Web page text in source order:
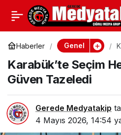
Haberler Genel
Karabük’te Seçim
Güven Tazeledi
Gerede Medyatakip
4 Mayıs 2026, 14:54
Sakarya’da Yorgancılık
Tehlikede: El Emeği İle
Üretilen Yorganların
Sonu Mu?